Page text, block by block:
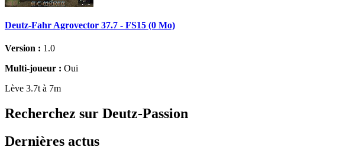
Deutz-Fahr Agrovector 37.7 - FS15 (0 Mo)
Version : 1.0
Multi-joueur : Oui
Lève 3.7t à 7m
Recherchez sur Deutz-Passion
Dernières actus